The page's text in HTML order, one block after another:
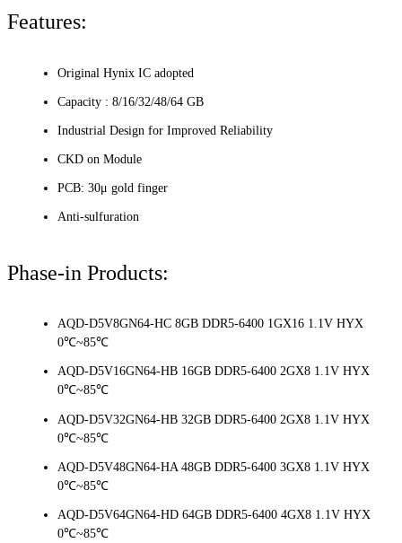
Features:
Original Hynix IC adopted
Capacity : 8/16/32/48/64 GB
Industrial Design for Improved Reliability
CKD on Module
PCB: 30μ gold finger
Anti-sulfuration
Phase-in Products:
AQD-D5V8GN64-HC 8GB DDR5-6400 1GX16 1.1V HYX
0℃~85℃
AQD-D5V16GN64-HB 16GB DDR5-6400 2GX8 1.1V HYX
0℃~85℃
AQD-D5V32GN64-HB 32GB DDR5-6400 2GX8 1.1V HYX
0℃~85℃
AQD-D5V48GN64-HA 48GB DDR5-6400 3GX8 1.1V HYX
0℃~85℃
AQD-D5V64GN64-HD 64GB DDR5-6400 4GX8 1.1V HYX
0℃~85℃